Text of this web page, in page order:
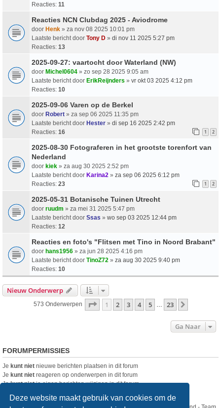
Deze website maakt gebruik van cookies om de
Reacties: 11
Reacties NCN Clubdag 2025 - Aviodrome
door Henk » za nov 08 2025 10:01 pm
Laatste bericht door Tony D » di nov 11 2025 5:27 pm
Reacties: 13
2025-09-27: vaartocht door Waterland (NW)
door Michel0604 » zo sep 28 2025 9:05 am
Laatste bericht door ErikReijnders » vr okt 03 2025 4:12 pm
Reacties: 10
2025-09-06 Varen op de Berkel
door Robert » za sep 06 2025 11:35 pm
Laatste bericht door Hester » di sep 16 2025 2:42 pm
Reacties: 16 1 2
2025-08-30 Fotograferen in het grootste torenfort van
Nederland
door kiek » za aug 30 2025 2:52 pm
Laatste bericht door Karina2 » za sep 06 2025 6:12 pm
Reacties: 23 1 2
2025-05-31 Botanische Tuinen Utrecht
door ruudm » za mei 31 2025 5:47 pm
Laatste bericht door Ssas » wo sep 03 2025 12:44 pm
Reacties: 12
Reacties en foto's "Flitsen met Tino in Noord Brabant"
door hans1956 » za jun 28 2025 4:16 pm
Laatste bericht door TinoZ72 » za aug 30 2025 9:40 pm
Reacties: 10
Nieuw Onderwerp
573 Onderwerpen Pagina Van23
1 2 3 4 5 23
Ga Naar
FORUMPERMISSIES
Je kunt niet nieuwe berichten plaatsen in dit forum
Je kunt niet reageren op onderwerpen in dit forum
Jekunt nietje eigen berichten wijzigen in dit forum